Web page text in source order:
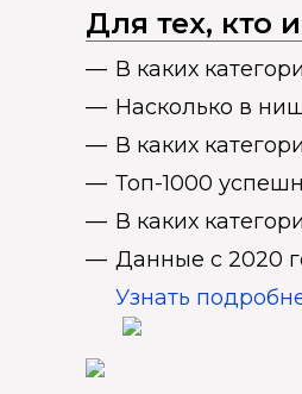
Для тех, кто
В каких
Насколько в
В каких
Топ-1000
В каких
Данные с 2020
Узнать